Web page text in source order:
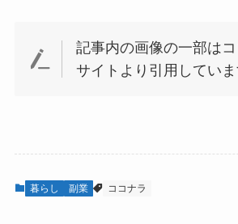
記事内の画像の一部は
サイトより引用してい
暮らし 副業 ココナラ